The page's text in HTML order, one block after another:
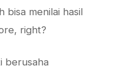
bisa menilai hasil
right?
berusaha